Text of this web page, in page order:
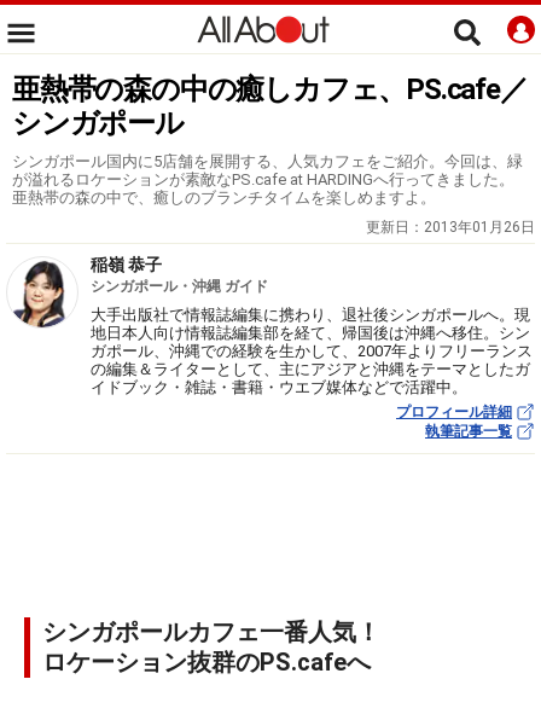
亜熱帯の森の中の癒しカフェ、PS.cafe／
シンガポール
シンガポール国内に5店舗を展開する、人気カフェをご紹介。今回は、緑
が溢れるロケーションが素敵なPS.cafe at HARDINGへ行ってきました。
亜熱帯の森の中で、癒しのブランチタイムを楽しめますよ。
更新日： 2013年01月26日
稲嶺 恭子
シンガポール・沖縄 ガイド
大手出版社で情報誌編集に携わり、退社後シンガポールへ。現
地日本人向け情報誌編集部を経て、帰国後は沖縄へ移住。シン
ガポール、沖縄での経験を生かして、2007年よりフリーランス
の編集＆ライターとして、主にアジアと沖縄をテーマとしたガ
イドブック・雑誌・書籍・ウエブ媒体などで活躍中。
プロフィール詳細
執筆記事一覧
シンガポールカフェ一番人気！
ロケーション抜群のPS.cafeへ